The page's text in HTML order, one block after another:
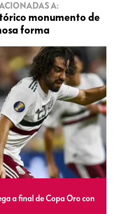
A:
monumento de
forma
a final de Copa Oro con